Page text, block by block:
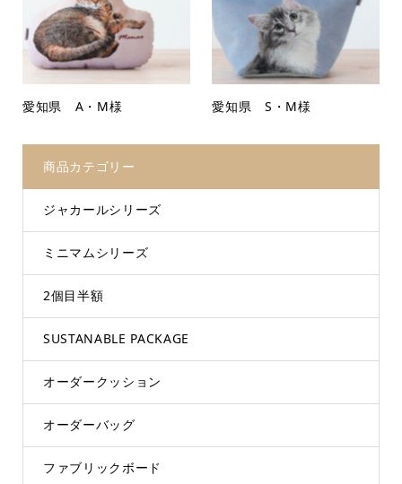
愛知県 A・M様 愛知県 S・M様
商品カテゴリー
ジャカールシリーズ
ミニマムシリーズ
2個目半額
SUSTANABLE PACKAGE
オーダークッション
オーダーバッグ
ファブリックボード